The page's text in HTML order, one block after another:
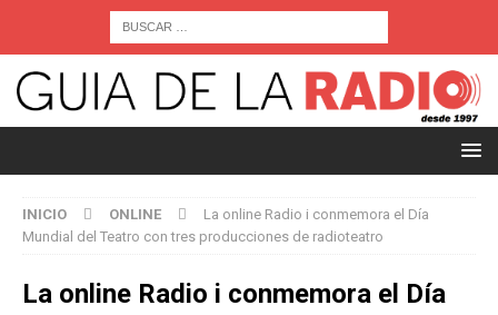
INICIO ONLINE
La online Radio i conmemora el Día
Mundial del Teatro con tres producciones de radioteatro
La online Radio i conmemora el Día